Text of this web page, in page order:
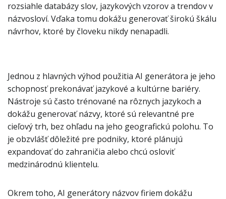
rozsiahle databázy slov, jazykových vzorov a trendov v
názvosloví. Vďaka tomu dokážu generovať širokú škálu
návrhov, ktoré by človeku nikdy nenapadli.
Jednou z hlavných výhod použitia AI generátora je jeho
schopnosť prekonávať jazykové a kultúrne bariéry.
Nástroje sú často trénované na rôznych jazykoch a
dokážu generovať názvy, ktoré sú relevantné pre
cieľový trh, bez ohľadu na jeho geografickú polohu. To
je obzvlášť dôležité pre podniky, ktoré plánujú
expandovať do zahraničia alebo chcú osloviť
medzinárodnú klientelu.
Okrem toho, AI generátory názvov firiem dokážu